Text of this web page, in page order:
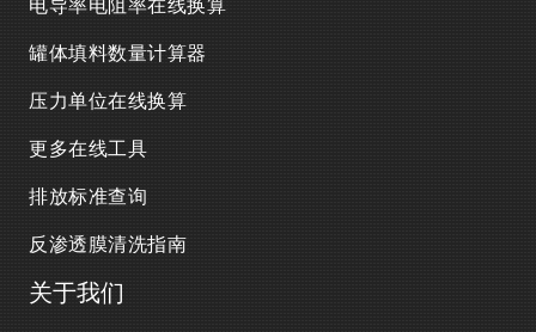
罐体填料数量计算器
压力单位在线换算
更多在线工具
排放标准查询
反渗透膜清洗指南
关于我们